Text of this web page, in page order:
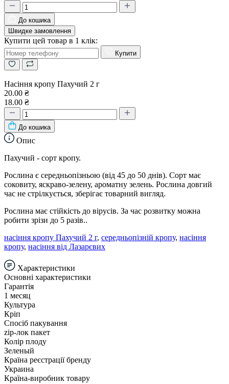
До кошика
Швидке замовлення
Купити цей товар в 1 клік:
Купити
Насіння кропу Пахучий 2 г
20.00 ₴
18.00 ₴
До кошика
Опис
Пахучий - сорт кропу.
Рослина є середньопізньою (від 45 до 50 днів). Сорт має
соковиту, яскраво-зелену, ароматну зелень. Рослина довгий
час не стрілкується, зберігає товарний вигляд.
Рослина має стійкість до вірусів. За час розвитку можна
робити зрізи до 5 разів..
насіння кропу Пахучий 2 г, середньопізній кропу, насіння
кропу, насіння від Лазарєвих
Характеристики
Основні характеристики
Гарантія
1 месяц
Культура
Кріп
Спосіб пакування
zip-лок пакет
Колір плоду
Зеленый
Країна реєстрації бренду
Украина
Країна-виробник товару